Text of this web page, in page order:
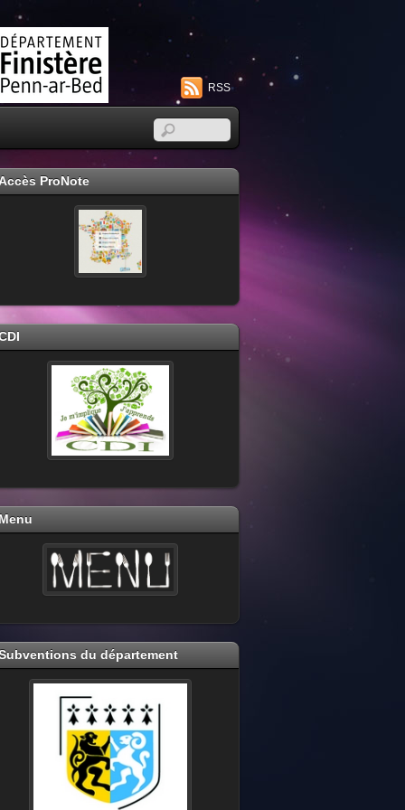
RSS
Accès ProNote
Menu
du département